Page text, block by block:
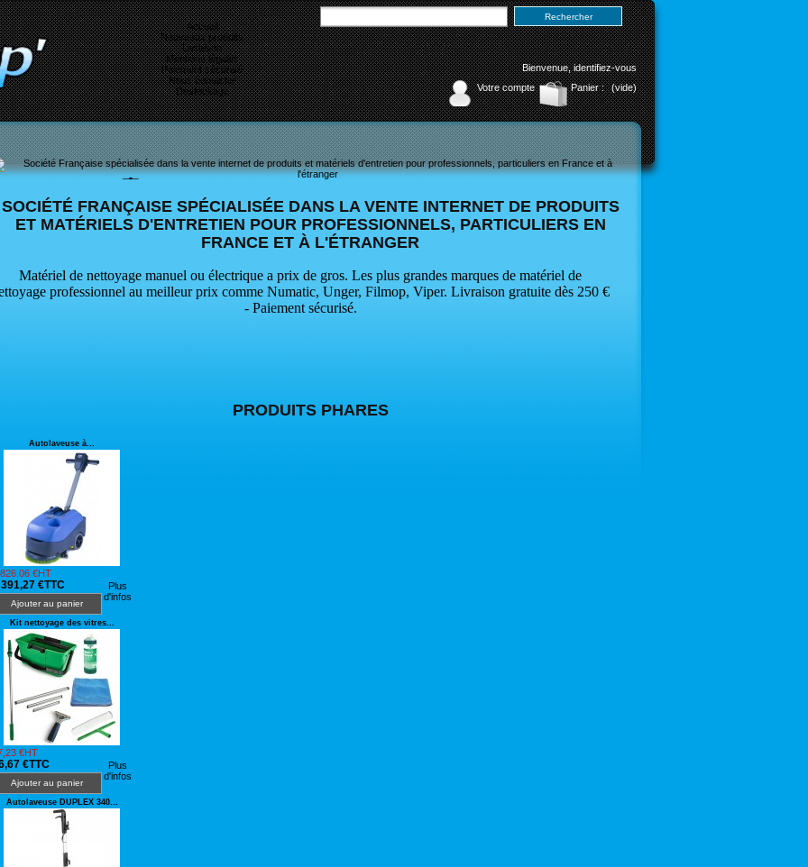
Bienvenue,identifiez-vous
Panier :
(vide)
Votre compte
Accueil
Nouveaux produits
Livraison
Mentions légales
Paiement sécurisé
Nous contacter
Destockage
SOCIÉTÉ FRANÇAISE SPÉCIALISÉE DANS LA VENTE INTERNET DE PRODUITS
ET MATÉRIELS D'ENTRETIEN POUR PROFESSIONNELS, PARTICULIERS EN
FRANCE ET À L'ÉTRANGER
Matériel de nettoyage manuel ou électrique a prix de gros. Les plus grandes marques de matériel de
professionnel au meilleur prix comme Numatic, Unger, Filmop, Viper. Livraison gratuite dès 250 €
- Paiement sécurisé.
PRODUITS PHARES
Autolaveuse à...
€HT
€TTC
Plus
d'infos
Ajouter au panier
Kit nettoyage des vitres...
€HT
€TTC
Plus
d'infos
Ajouter au panier
Autolaveuse DUPLEX 340...